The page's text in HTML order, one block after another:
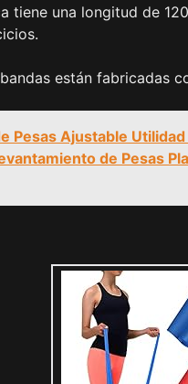
tiene una longitud de
están fabricadas
Pesas Ajustable
de Pesas